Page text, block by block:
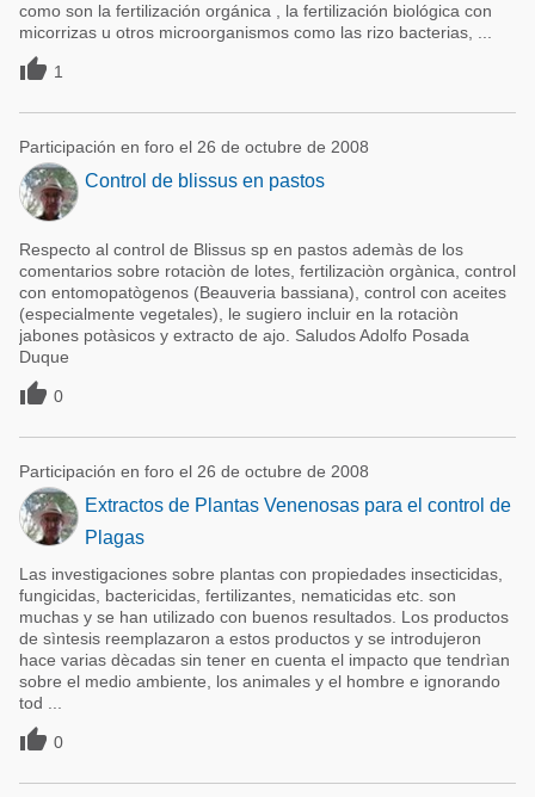
como son la fertilización orgánica , la fertilización biológica con
micorrizas u otros microorganismos como las rizo bacterias, ...
 1
Participación en foro el 26 de octubre de 2008
Control de blissus en pastos
Respecto al control de Blissus sp en pastos ademàs de los
comentarios sobre rotaciòn de lotes, fertilizaciòn orgànica, control
con entomopatògenos (Beauveria bassiana), control con aceites
(especialmente vegetales), le sugiero incluir en la rotaciòn
jabones potàsicos y extracto de ajo. Saludos Adolfo Posada
Duque
 0
Participación en foro el 26 de octubre de 2008
Extractos de Plantas Venenosas para el control de
Plagas
Las investigaciones sobre plantas con propiedades insecticidas,
fungicidas, bactericidas, fertilizantes, nematicidas etc. son
muchas y se han utilizado con buenos resultados. Los productos
de sìntesis reemplazaron a estos productos y se introdujeron
hace varias dècadas sin tener en cuenta el impacto que tendrìan
sobre el medio ambiente, los animales y el hombre e ignorando
tod ...
 0